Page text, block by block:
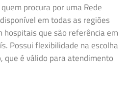
procura por uma Rede
em todas as regiões
hospitais que são referência em
Possui flexibilidade na escolha
que é válido para atendimento